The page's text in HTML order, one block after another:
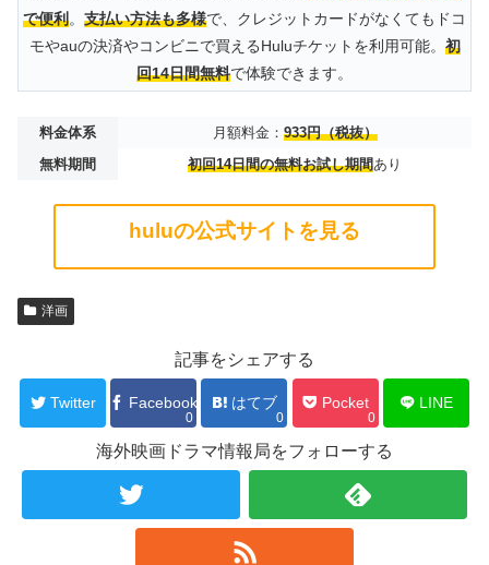
で便利。 支払い方法も多様で、クレジットカードがなくてもドコ
モやauの決済やコンビニで買えるHuluチケットを利用可能。 初
回14日間無料で体験できます。
料金体系 月額料金： 933円（税抜）
無料期間
初回14日間の無料お試し期間あり
huluの公式サイトを見る
洋画
記事をシェアする
Twitter Facebook
0
はてブ
0
Pocket
0
LINE
海外映画ドラマ情報局をフォローする